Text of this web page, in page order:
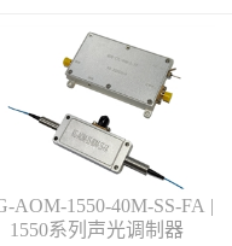
AOM-1550-40M-SS-FA |
1550系列声光调制器